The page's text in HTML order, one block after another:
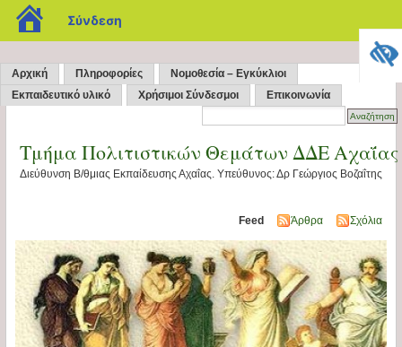
Αρχική Πληροφορίες
Νομοθεσία – Εγκύκλιοι
Εκπαιδευτικό υλικό
Χρήσιμοι Σύνδεσμοι Επικοινωνία
Τμήμα Πολιτιστικών Θεμάτων ΔΔΕ Αχαΐας
Διεύθυνση Β/θμιας Εκπαίδευσης Αχαΐας. Υπεύθυνος: Δρ Γεώργιος Βοζαΐτης
Feed Άρθρα Σχόλια
blogs.sch.gr
Σύνδεση